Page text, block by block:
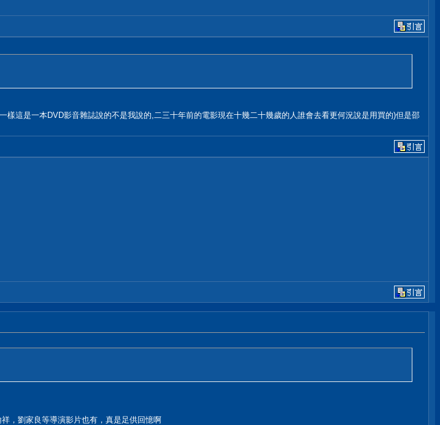
這是一本DVD影音雜誌說的不是我說的,二三十年前的電影現在十幾二十幾歲的人誰會去看更何況說是用買的)但是邵
，劉家良等導演影片也有，真是足供回憶啊